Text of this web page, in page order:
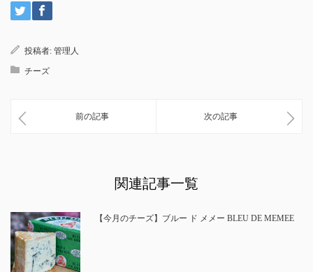
投稿者: 管理人
チーズ
前の記事 次の記事
関連記事一覧
【今月のチーズ】ブルー ド メメー BLEU DE MEMEE